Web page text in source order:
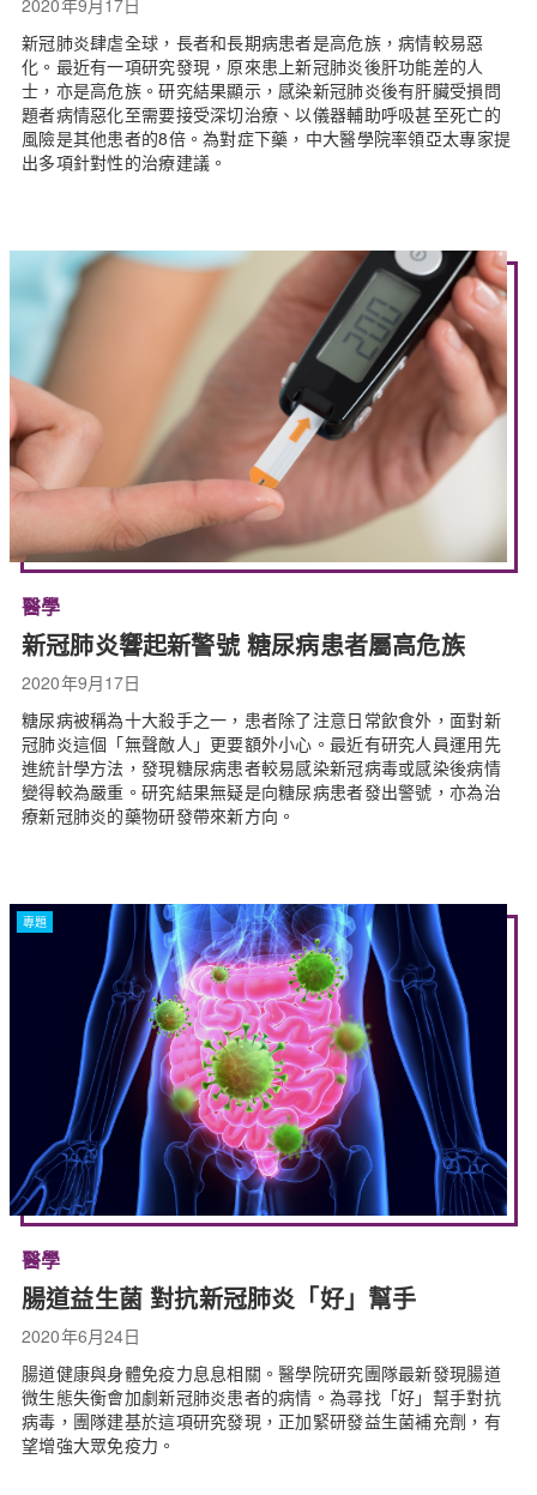
新冠肺炎肆虐全球，長者和長期病患者是高危族，病情較易惡
化。最近有一項研究發現，原來患上新冠肺炎後肝功能差的人
士，亦是高危族。研究結果顯示，感染新冠肺炎後有肝臟受損問
題者病情惡化至需要接受深切治療、以儀器輔助呼吸甚至死亡的
風險是其他患者的8倍。為對症下藥，中大醫學院率領亞太專家提
出多項針對性的治療建議。
醫學
新冠肺炎響起新警號 糖尿病患者屬高危族
2020年9月17日
糖尿病被稱為十大殺手之一，患者除了注意日常飲食外，面對新
冠肺炎這個「無聲敵人」更要額外小心。最近有研究人員運用先
進統計學方法，發現糖尿病患者較易感染新冠病毒或感染後病情
變得較為嚴重。研究結果無疑是向糖尿病患者發出警號，亦為治
療新冠肺炎的藥物研發帶來新方向。
專題
醫學
腸道益生菌 對抗新冠肺炎「好」幫手
2020年6月24日
腸道健康與身體免疫力息息相關。醫學院研究團隊最新發現腸道
微生態失衡會加劇新冠肺炎患者的病情。為尋找「好」幫手對抗
病毒，團隊建基於這項研究發現，正加緊研發益生菌補充劑，有
望增強大眾免疫力。